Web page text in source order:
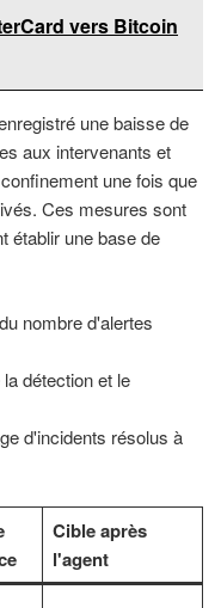
vers Bitcoin
une baisse de
aux intervenants et
une fois que
Ces mesures sont
établir une base de
nombre d'alertes
détection et le
d'incidents résolus à
Cible après
l'agent